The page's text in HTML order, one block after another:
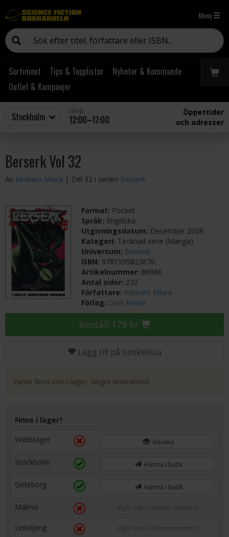
Meny
Sortiment Tips & Topplistor
Nyheter & Kommande
Outlet & Kampanjer
12:00–17:00
Öppettider
och adresser
Berserk Vol 32
Av Kentaro Miura | Del 32 i serien Berserk
Format: Pocket
Språk: Engelska
Utgivningsdatum: December 2009
Kategori: Tecknad serie (Manga)
Universum: Berserk
ISBN: 9781595823670
Artikelnummer: 86966
Antal sidor: 232
Författare: Kentaro Miura
Förlag: Dark Horse
Beställ 179 kr
Lägg till på önskelista
Varan finns inte i lager, längre leveranstid.
Finns i lager?
Webblager
Bevaka
Stockholm Hämta i butik
Göteborg Hämta i butik
Malmö Ingår inte i butikens sortiment
Linköping Ingår inte i butikens sortiment